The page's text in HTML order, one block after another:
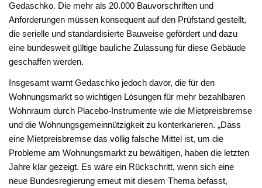
Gedaschko. Die mehr als 20.000 Bauvorschriften und
Anforderungen müssen konsequent auf den Prüfstand gestellt,
die serielle und standardisierte Bauweise gefördert und dazu
eine bundesweit gültige bauliche Zulassung für diese Gebäude
geschaffen werden.
Insgesamt warnt Gedaschko jedoch davor, die für den
Wohnungsmarkt so wichtigen Lösungen für mehr bezahlbaren
Wohnraum durch Placebo-Instrumente wie die Mietpreisbremse
und die Wohnungsgemeinnützigkeit zu konterkarieren. „Dass
eine Mietpreisbremse das völlig falsche Mittel ist, um die
Probleme am Wohnungsmarkt zu bewältigen, haben die letzten
Jahre klar gezeigt. Es wäre ein Rückschritt, wenn sich eine
neue Bundesregierung erneut mit diesem Thema befasst,